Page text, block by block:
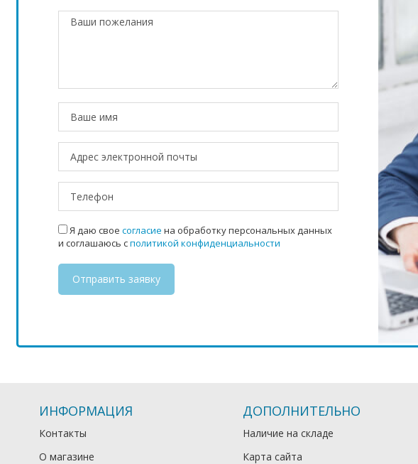
Я даю свое согласие на обработку персональных данных
и соглашаюсь сполитикой конфиденциальности
ИНФОРМАЦИЯ
Контакты
О магазине
ДОПОЛНИТЕЛЬНО
Наличие на складе
Карта сайта